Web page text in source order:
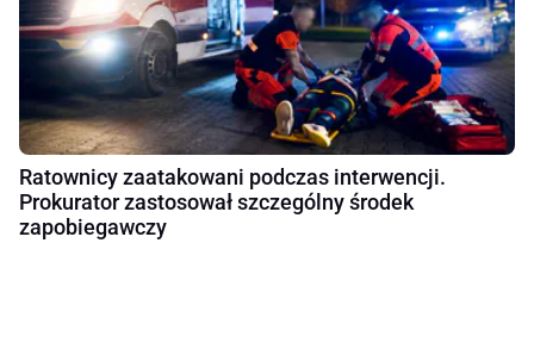
Ratownicy zaatakowani podczas interwencji.
Prokurator zastosował szczególny środek
zapobiegawczy